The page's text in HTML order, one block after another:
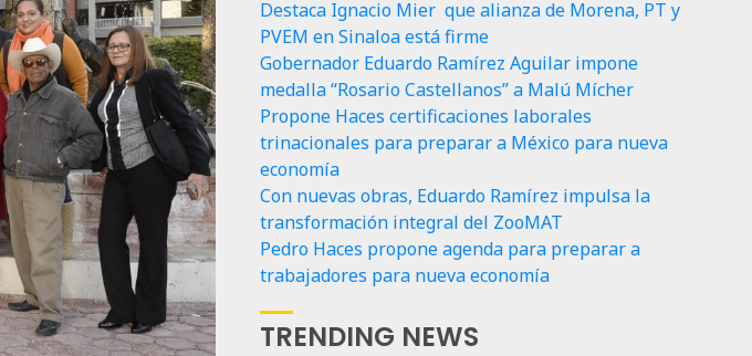
Destaca Ignacio Mier que alianza de Morena, PT y
PVEM en Sinaloa está firme
Gobernador Eduardo Ramírez Aguilar impone
medalla “Rosario Castellanos” a Malú Mícher
Propone Haces certificaciones laborales
trinacionales para preparar a México para nueva
economía
Con nuevas obras, Eduardo Ramírez impulsa la
transformación integral del ZooMAT
Pedro Haces propone agenda para preparar a
trabajadores para nueva economía
TRENDING NEWS